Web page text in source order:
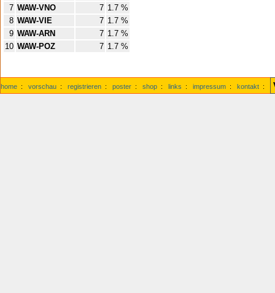
7 WAW-VNO 7 1.7 %
8 WAW-VIE 7 1.7 %
9 WAW-ARN 7 1.7 %
10 WAW-POZ 7 1.7 %
home : vorschau : registrieren : poster : shop : links : impressum : kontakt :